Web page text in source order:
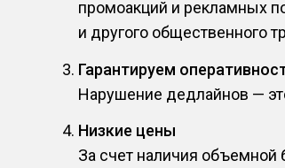
промоакций и рекламных
и другого общественного
Гарантируем
Нарушение дедлайнов —
Низкие цены
За счет наличия объемной